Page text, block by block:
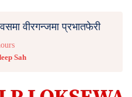
वीरगन्जमा प्रभातफेरी
Sah